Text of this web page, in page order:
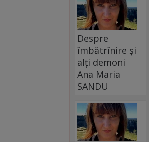
Despre
îmbătrînire și
alți demoni
Ana Maria
SANDU